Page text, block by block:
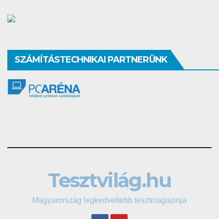
SZÁMÍTÁSTECHNIKAI PARTNERÜNK
Tesztvilág.hu
Magyarország legkedveltebb tesztmagazinja